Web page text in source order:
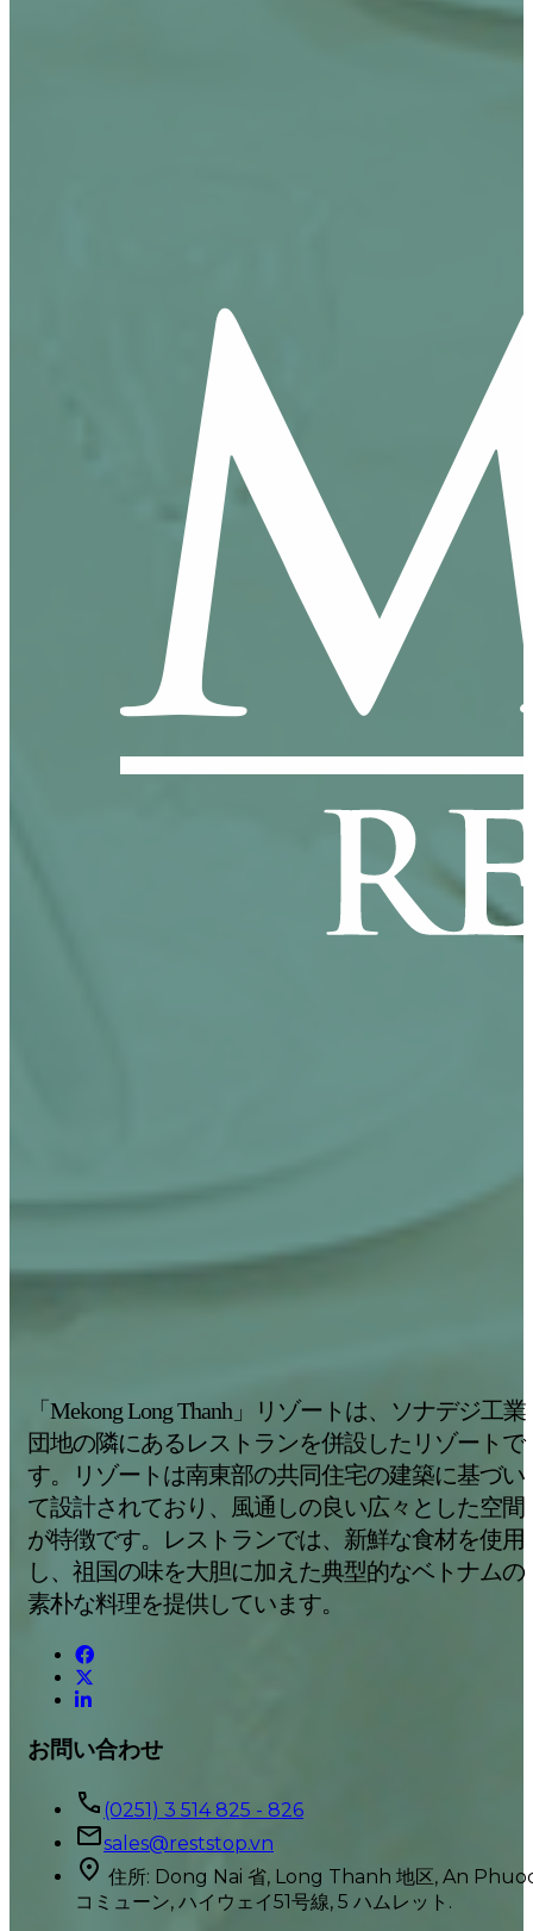
「Mekong Long Thanh」リゾートは、ソナデジ工業
団地の隣にあるレストランを併設したリゾートで
す。リゾートは南東部の共同住宅の建築に基づい
て設計されており、風通しの良い広々とした空間
が特徴です。レストランでは、新鮮な食材を使用
し、祖国の味を大胆に加えた典型的なベトナムの
素朴な料理を提供しています。
お問い合わせ
(0251) 3 514 825 - 826
sales@reststop.vn
住所: Dong Nai 省, Long Thanh 地区, An
コミューン, ハイウェイ51号線, 5 ハムレット.